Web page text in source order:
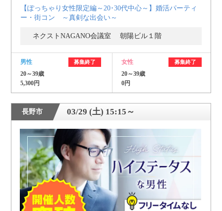
【ぽっちゃり女性限定編～20･30代中心～】婚活パーティ
ー・街コン ～真剣な出会い～
ネクストNAGANO会議室 朝陽ビル１階
男性 募集終了
20～39歳
5,300円
女性 募集終了
20～39歳
0円
長野市 03/29 (土) 15:15～